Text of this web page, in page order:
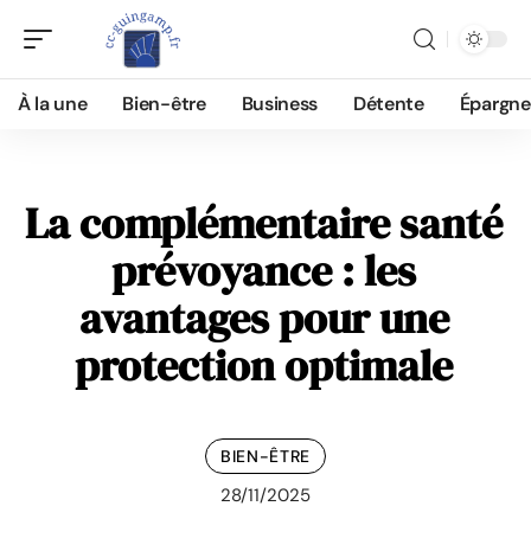
À la une Bien-être Business Détente Épargne
La complémentaire santé
prévoyance : les
avantages pour une
protection optimale
BIEN-ÊTRE
28/11/2025